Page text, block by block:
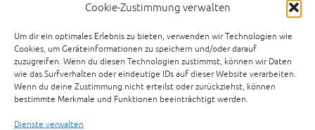
Cookie-Zustimmung verwalten
Um dir ein optimales Erlebnis zu bieten, verwenden wir Technologien wie
Cookies, um Geräteinformationen zu speichern und/oder darauf
zuzugreifen. Wenn du diesen Technologien zustimmst, können wir Daten
wie das Surfverhalten oder eindeutige IDs auf dieser Website verarbeiten.
Wenn du deine Zustimmung nicht erteilst oder zurückziehst, können
bestimmte Merkmale und Funktionen beeinträchtigt werden.
Dienste verwalten
kill switch
Einzelnes Ergebnis wird angezeigt